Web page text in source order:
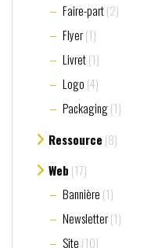
Faire-part(2)
Flyer(1)
Livret(1)
Logo (4)
Packaging(1)
Ressource (8)
Web (17)
Bannière (1)
Newsletter(1)
Site (10)